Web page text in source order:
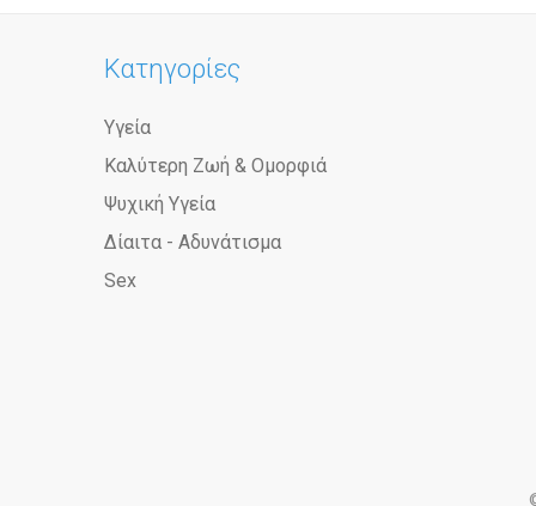
Κατηγορίες
Υγεία
Καλύτερη Ζωή & Ομορφιά
Ψυχική Υγεία
Δίαιτα - Αδυνάτισμα
Sex